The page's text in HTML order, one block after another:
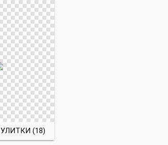
УЛИТКИ (18)